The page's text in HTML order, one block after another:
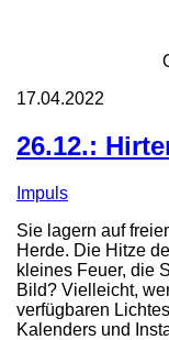
17.04.2022
26.12.:
Impuls
Sie lagern auf
Herde. Die Hitze
kleines Feuer, die
Bild? Vielleicht,
verfügbaren
Kalenders und